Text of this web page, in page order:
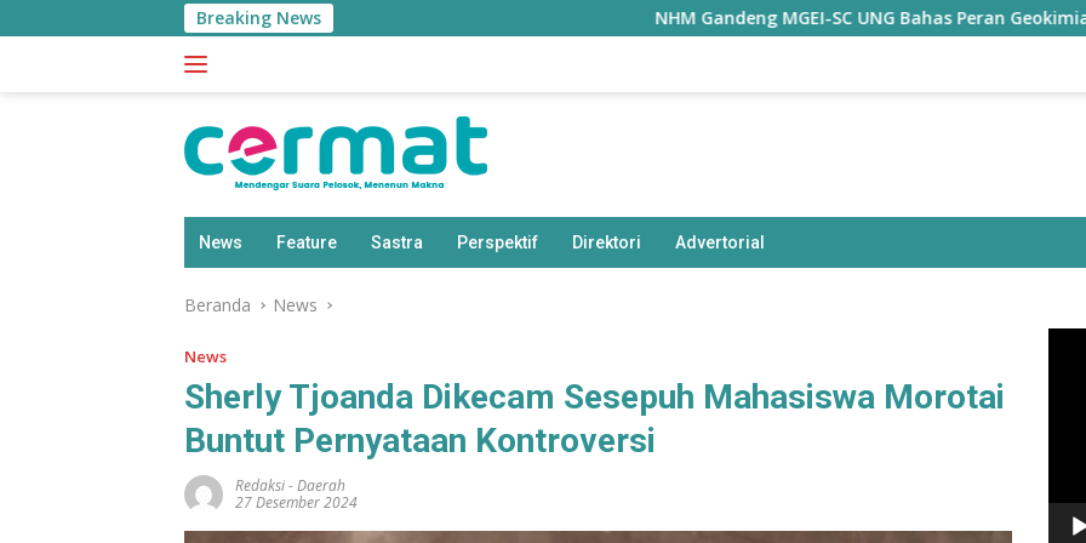
ke
Breaking News NHM Gandeng MGEI-SC UNG Bahas Peran Geokimia dalam
News Feature Sastra Perspektif Direktori Advertorial
Beranda News
News
Sherly Tjoanda Dikecam Sesepuh Mahasiswa Morotai
Buntut Pernyataan Kontroversi
Redaksi-Daerah
27 Desember 2024